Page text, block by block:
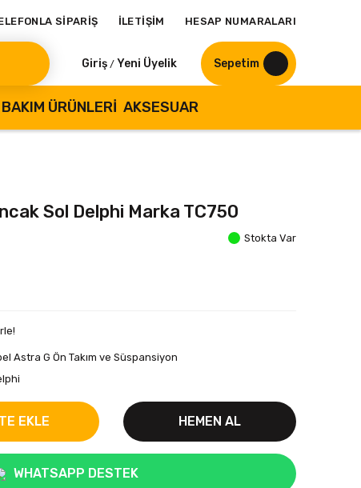
SİPARİŞ İLETİŞİM HESAP NUMARALARI
Giriş / Yeni Üyelik Sepetim
ÜRÜNLERI AKSESUAR
Sol Delphi Marka TC750
Stokta Var
Astra G Ön Takım ve Süspansiyon
EKLE HEMEN AL
WHATSAPP DESTEK